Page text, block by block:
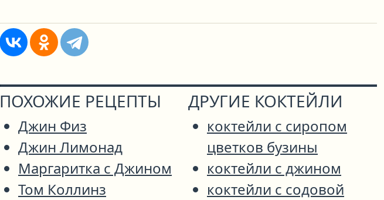
ПОХОЖИЕ РЕЦЕПТЫ
Джин Физ
Джин Лимонад
Маргаритка с Джином
Том Коллинз
ДРУГИЕ КОКТЕЙЛИ
коктейли с сиропом
цветков бузины
коктейли с джином
коктейли с содовой